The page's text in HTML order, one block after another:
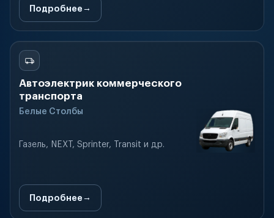
Подробнее
Автоэлектрик коммерческого
транспорта
Белые Столбы
Газель, NEXT, Sprinter, Transit и др.
Подробнее